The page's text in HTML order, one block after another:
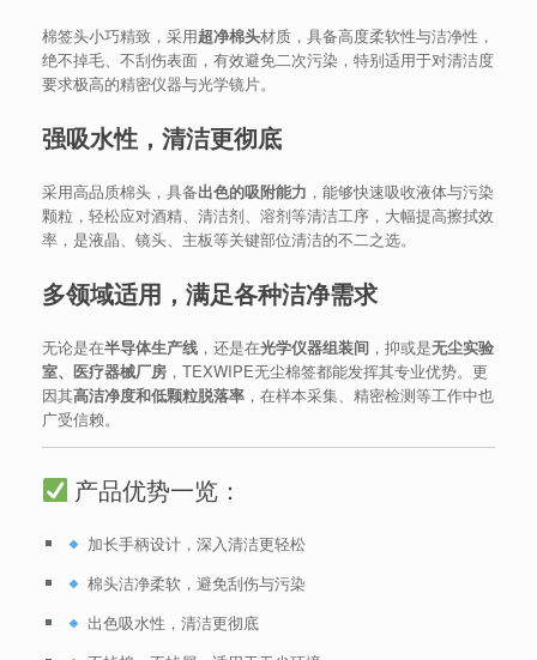
棉签头小巧精致，采用超净棉头材质，具备高度柔软性与洁净性，
绝不掉毛、不刮伤表面，有效避免二次污染，特别适用于对清洁度
要求极高的精密仪器与光学镜片。
强吸水性，清洁更彻底
采用高品质棉头，具备出色的吸附能力 ，能够快速吸收液体与污染
颗粒，轻松应对酒精、清洁剂、溶剂等清洁工序，大幅提高擦拭效
率，是液晶、镜头、主板等关键部位清洁的不二之选。
多领域适用，满足各种洁净需求
无论是在半导体生产线 ，还是在光学仪器组装间 ，抑或是无尘实验
室、医疗器械厂房 ，TEXWIPE无尘棉签都能发挥其专业优势。更
因其高洁净度和低颗粒脱落率 ，在样本采集、精密检测等工作中也
广受信赖。
产品优势一览：
加长手柄设计，深入清洁更轻松
棉头洁净柔软，避免刮伤与污染
出色吸水性，清洁更彻底